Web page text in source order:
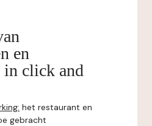
en
in click and
het restaurant en
gebracht